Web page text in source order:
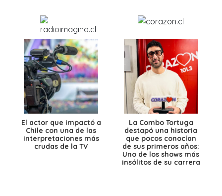
El actor que impactó a
Chile con una de las
interpretaciones más
crudas de la TV
La Combo Tortuga
destapó una historia
que pocos conocían
de sus primeros años:
Uno de los shows más
insólitos de su carrera